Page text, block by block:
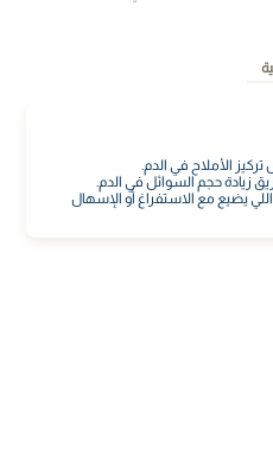
الأملاح في الدم.
زيادة حجم السوائل في الدم.
اللي يضيع مع الاستفراغ أو الإسهال